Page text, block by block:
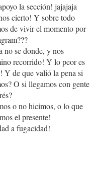
la sección! jajajaja
cierto! Y sobre todo
de vivir el momento por
no se donde, y nos
recorrido! Y lo peor es
Y de que valió la pena si
O si llegamos con gente
o no hicimos, o lo que
el presente!
a fugacidad!